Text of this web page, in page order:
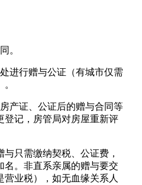
。
行赠与公证（有城市仅需
证、公证后的赠与合同等
登记，房管局对房屋重新评
只需缴纳契税、公证费，
名。非直系亲属的赠与要交
业税），如无血缘关系人